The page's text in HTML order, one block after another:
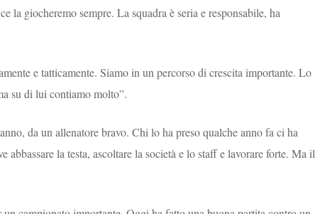
la giocheremo sempre. La squadra è seria e responsabile, ha
e tatticamente. Siamo in un percorso di crescita importante. Lo
su di lui contiamo molto”.
da un allenatore bravo. Chi lo ha preso qualche anno fa ci ha
la testa, ascoltare la società e lo staff e lavorare forte. Ma il